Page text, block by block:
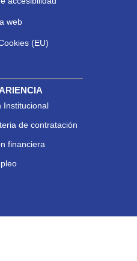
web
(EU)
Institucional
de contratación
financiera